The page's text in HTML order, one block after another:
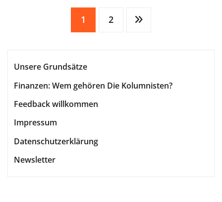
Seitennummerierung
Beiträge
1 2
Unsere Grundsätze
Finanzen: Wem gehören Die Kolumnisten?
Feedback willkommen
Impressum
Datenschutzerklärung
Newsletter